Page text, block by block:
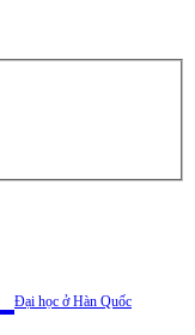
Đại học ở Hàn Quốc